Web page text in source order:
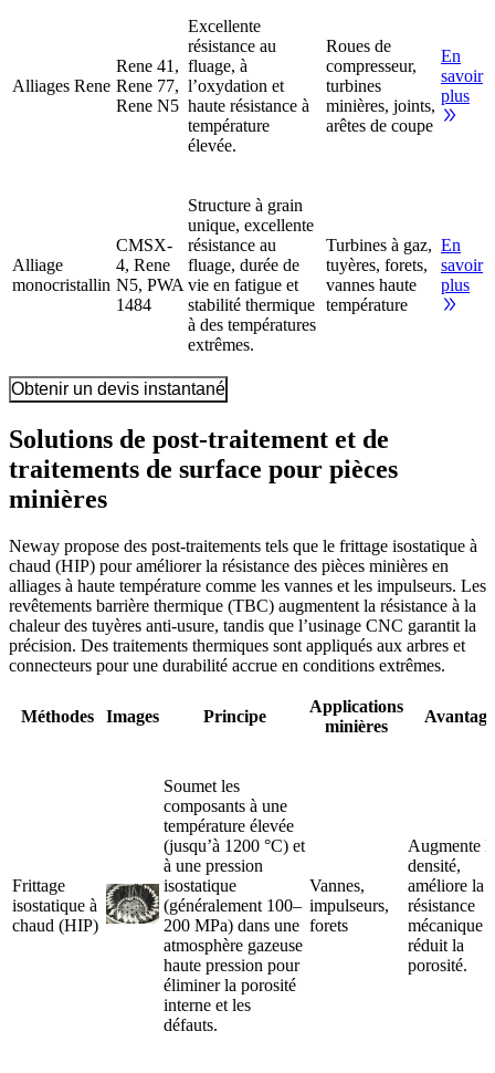
Alliages Rene
Rene 41,
Rene 77,
Rene N5
Excellente
résistance au
fluage, à
l’oxydation et
haute résistance à
température
élevée.
Roues de
compresseur,
turbines
minières, joints,
arêtes de coupe
En
savoir
plus
Alliage
monocristallin
CMSX-
4, Rene
N5, PWA
1484
Structure à grain
unique, excellente
résistance au
fluage, durée de
vie en fatigue et
stabilité thermique
à des températures
extrêmes.
Turbines à gaz,
tuyères, forets,
vannes haute
température
En
savoir
plus
Obtenir un devis instantané
Solutions de post-traitement et de
traitements de surface pour pièces
minières
Neway propose des post-traitements tels que le frittage isostatique à
chaud (HIP) pour améliorer la résistance des pièces minières en
alliages à haute température comme les vannes et les impulseurs. Les
revêtements barrière thermique (TBC) augmentent la résistance à la
chaleur des tuyères anti-usure, tandis que l’usinage CNC garantit la
précision. Des traitements thermiques sont appliqués aux arbres et
connecteurs pour une durabilité accrue en conditions extrêmes.
Méthodes Images Principe
Applications
minières
Frittage
isostatique à
chaud (HIP)
Soumet les
composants à une
température élevée
(jusqu’à 1200 °C) et
à une pression
isostatique
(généralement 100–
200 MPa) dans une
atmosphère gazeuse
haute pression pour
éliminer la porosité
interne et les
défauts.
Vannes,
impulseurs,
forets
Augmente
densité,
améliore la
résistance
mécanique
réduit la
porosité.